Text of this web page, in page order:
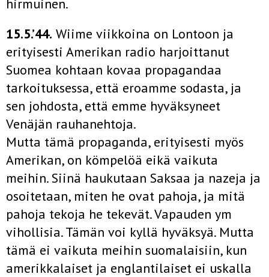
hirmuinen.
15.5.’44. Wiime viikkoina on Lontoon ja
erityisesti Amerikan radio harjoittanut
Suomea kohtaan kovaa propagandaa
tarkoituksessa, että eroamme sodasta, ja
sen johdosta, että emme hyväksyneet
Venäjän rauhanehtoja.
Mutta tämä propaganda, erityisesti myös
Amerikan, on kömpelöä eikä vaikuta
meihin. Siinä haukutaan Saksaa ja nazeja ja
osoitetaan, miten he ovat pahoja, ja mitä
pahoja tekoja he tekevät. Vapauden ym
vihollisia. Tämän voi kyllä hyväksyä. Mutta
tämä ei vaikuta meihin suomalaisiin, kun
amerikkalaiset ja englantilaiset ei uskalla